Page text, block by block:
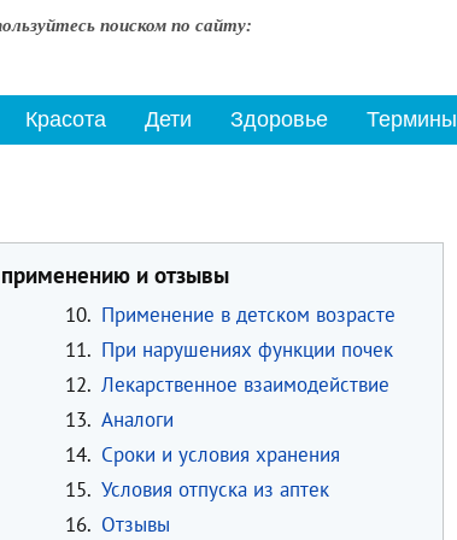
поиском по сайту:
Красота Дети Здоровье Термины
применению и отзывы
10. Применение в детском возрасте
11. При нарушениях функции почек
12. Лекарственное взаимодействие
13. Аналоги
14. Сроки и условия хранения
15. Условия отпуска из аптек
16. Отзывы